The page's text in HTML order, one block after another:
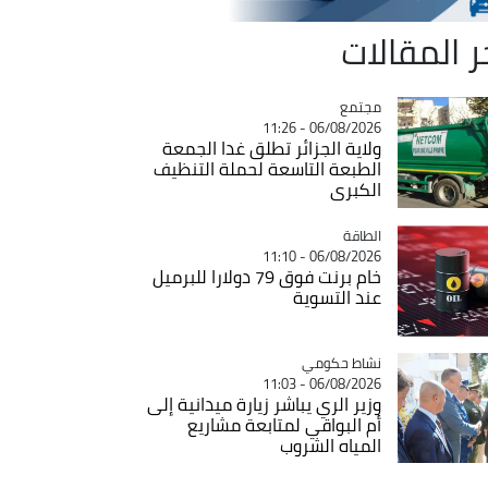
المقالات
Catégorie
مجتمع
06/08/2026 - 11:26
ولاية الجزائر تطلق غدا الجمعة
الطبعة التاسعة لحملة التنظيف
الكبرى
Catégorie
الطاقة
06/08/2026 - 11:10
خام برنت فوق 79 دولارا للبرميل
عند التسوية
Catégorie
نشاط حكومي
06/08/2026 - 11:03
وزير الري يباشر زيارة ميدانية إلى
أم البواقي لمتابعة مشاريع
المياه الشروب